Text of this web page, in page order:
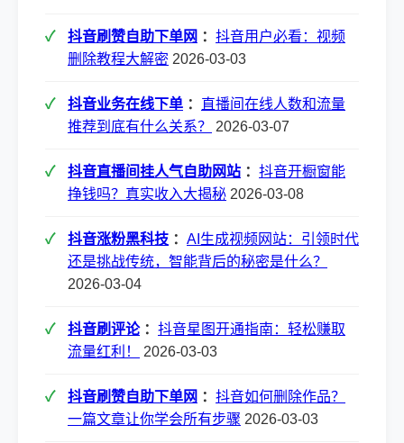
抖音刷赞自助下单网 ： 抖音用户必看：视频
删除教程大解密 2026-03-03
抖音业务在线下单 ： 直播间在线人数和流量
推荐到底有什么关系？
2026-03-07
抖音直播间挂人气自助网站 ： 抖音开橱窗能
挣钱吗？真实收入大揭秘 2026-03-08
抖音涨粉黑科技 ： AI生成视频网站：引领时代
还是挑战传统，智能背后的秘密是什么？
2026-03-04
抖音刷评论： 抖音星图开通指南：轻松赚取
流量红利！
2026-03-03
抖音刷赞自助下单网 ： 抖音如何删除作品？
一篇文章让你学会所有步骤 2026-03-03